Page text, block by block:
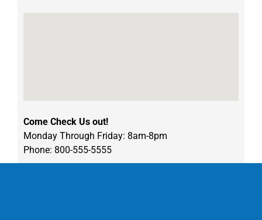
Come Check Us out!
Monday Through Friday: 8am-8pm
Phone: 800-555-5555